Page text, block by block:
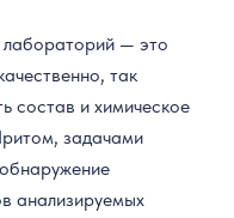
лабораторий — это
так
состав и химическое
задачами
анализируемых